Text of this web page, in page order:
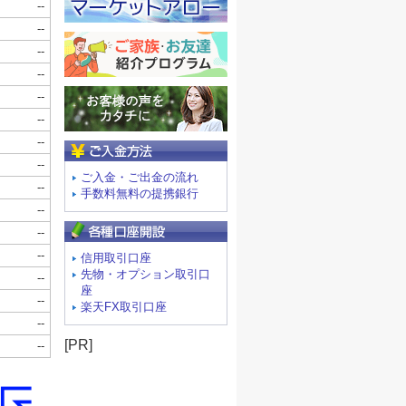
ご入金・ご出金の流れ
手数料無料の提携銀行
信用取引口座
先物・オプション取引口
座
楽天FX取引口座
[PR]